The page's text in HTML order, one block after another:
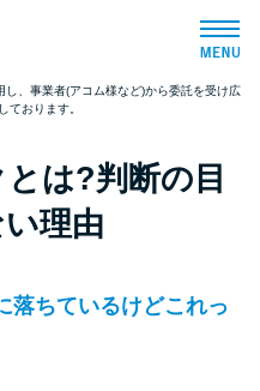
ぐ借りたい方向け
、事業者(アコム様など)から委託を受け広
ております。
は?判断の目
理由
落ちているけどこれっ